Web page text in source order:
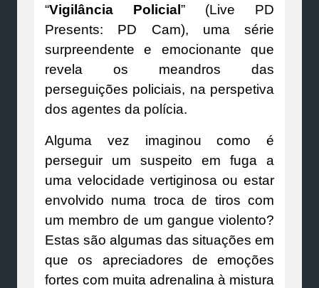
“Vigilância Policial” (Live PD
Presents: PD Cam), uma série
surpreendente e emocionante que
revela os meandros das
perseguições policiais, na perspetiva
dos agentes da polícia.
Alguma vez imaginou como é
perseguir um suspeito em fuga a
uma velocidade vertiginosa ou estar
envolvido numa troca de tiros com
um membro de um gangue violento?
Estas são algumas das situações em
que os apreciadores de emoções
fortes com muita adrenalina à mistura